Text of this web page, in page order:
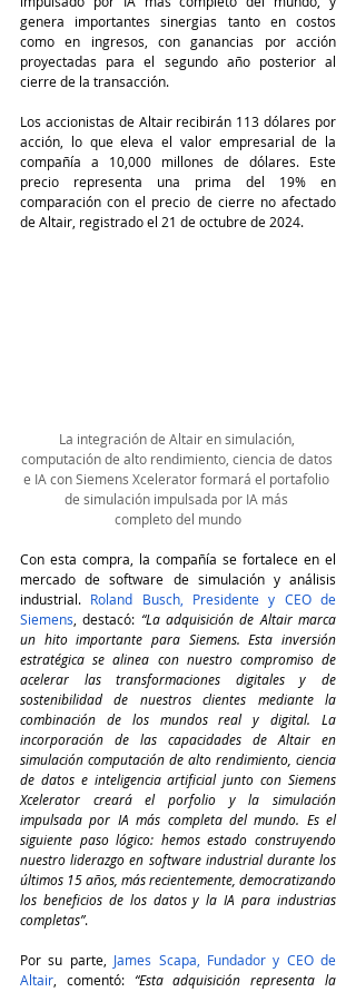
genera importantes sinergias tanto en costos
como en ingresos, con ganancias por acción
proyectadas para el segundo año posterior al
cierre de la transacción.
Los accionistas de Altair recibirán 113 dólares por
acción, lo que eleva el valor empresarial de la
compañía a 10,000 millones de dólares. Este
precio representa una prima del 19% en
comparación con el precio de cierre no afectado
de Altair, registrado el 21 de octubre de 2024.
La integración de Altair en simulación,
computación de alto rendimiento, ciencia de datos
e IA con Siemens Xcelerator formará el portafolio
de simulación impulsada por IA más
completo del mundo
Con esta compra, la compañía se fortalece en el
mercado de software de simulación y análisis
industrial. Roland Busch, Presidente y CEO de
Siemens, destacó: “La adquisición de Altair marca
un hito importante para Siemens. Esta inversión
estratégica se alinea con nuestro compromiso de
acelerar las transformaciones digitales y de
sostenibilidad de nuestros clientes mediante la
combinación de los mundos real y digital. La
incorporación de las capacidades de Altair en
simulación computación de alto rendimiento, ciencia
de datos e inteligencia artificial junto con Siemens
Xcelerator creará el porfolio y la simulación
impulsada por IA más completa del mundo. Es el
siguiente paso lógico: hemos estado construyendo
nuestro liderazgo en software industrial durante los
últimos 15 años, más recientemente, democratizando
los beneficios de los datos y la IA para industrias
completas”.
Por su parte, James Scapa, Fundador y CEO de
Altair, comentó: “Esta adquisición representa la